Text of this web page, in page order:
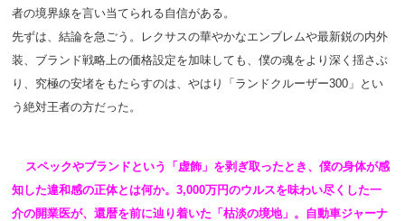
者の境界線を言い当てられる自信がある。
先ずは、結論を急ごう。レクサスの華やかなエンブレムや最新鋭の内外
装、ブランド戦略上の価格設定を加味しても、僕の魂をより深く揺さぶ
り、究極の安堵をもたらすのは、やはり「ランドクルーザー300」とい
う絶対王者の方だった。
スペックやブランドという「虚飾」を剥ぎ取ったとき、僕の身体が感
知した違和感の正体とは何か。3,000万円のウルスを味わい尽くした一
介の開業医が、還暦を前に辿り着いた「枯淡の境地」。自動車ジャーナ